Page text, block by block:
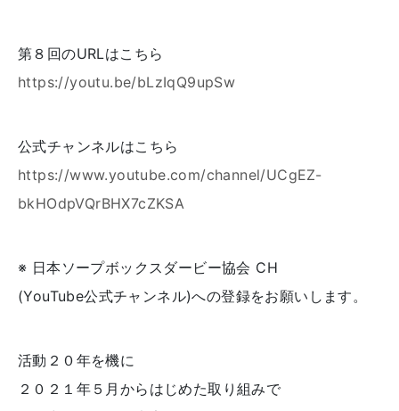
第８回のURLはこちら
https://youtu.be/bLzIqQ9upSw
公式チャンネルはこちら
https://www.youtube.com/channel/UCgEZ-
bkHOdpVQrBHX7cZKSA
※ 日本ソープボックスダービー協会 CH
(YouTube公式チャンネル)への登録をお願いします。
活動２０年を機に
２０２１年５月からはじめた取り組みで